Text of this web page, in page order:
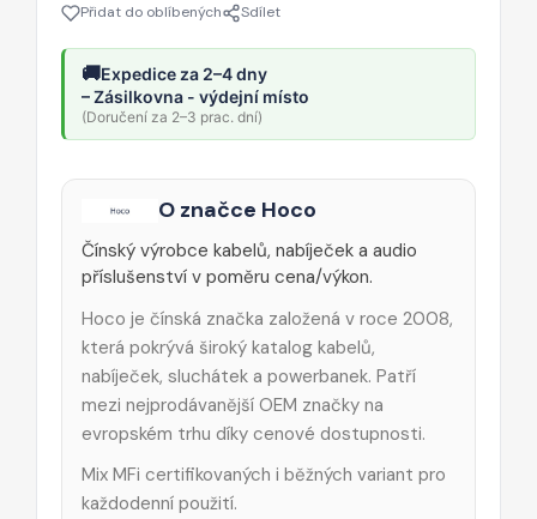
Přidat do oblíbených Sdílet
🚚Expedice za 2–4 dny
– Zásilkovna - výdejní místo
(Doručení za 2–3 prac. dní)
O značce Hoco
Čínský výrobce kabelů, nabíječek a audio
příslušenství v poměru cena/výkon.
Hoco je čínská značka založená v roce 2008,
která pokrývá široký katalog kabelů,
nabíječek, sluchátek a powerbanek. Patří
mezi nejprodávanější OEM značky na
evropském trhu díky cenové dostupnosti.
Mix MFi certifikovaných i běžných variant pro
každodenní použití.